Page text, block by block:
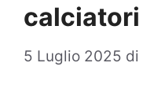
calciatori
5 Luglio 2025 di